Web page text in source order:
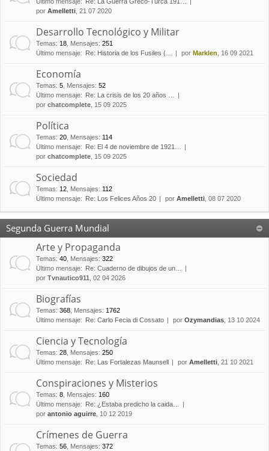
por Amelletti , 21 07 2020
Desarrollo Tecnológico y Militar
Temas: 18 Mensajes: 251
Último mensaje:
Re: Historia de los Fusiles (… por Marklen , 16 09 2021
Economía
Temas: 5 Mensajes: 52
Último mensaje:
Re: La crisis de los 20 años …
por chatcomplete , 15 09 2025
Política
Temas: 20 Mensajes: 114
Último mensaje:
Re: El 4 de noviembre de 1921…
por chatcomplete , 15 09 2025
Sociedad
Temas: 12 Mensajes: 112
Último mensaje:
Re: Los Felices Años 20 por Amelletti , 08 07 2020
Segunda Guerra Mundial
Arte y Propaganda
Temas: 40 Mensajes: 322
Último mensaje:
Re: Cuaderno de dibujos de un…
por Tvnautico911 , 02 04 2026
Biografías
Temas: 368 Mensajes: 1762
Último mensaje:
Re: Carlo Fecia di Cossato por Ozymandias , 13 10 2024
Ciencia y Tecnología
Temas: 28 Mensajes: 250
Último mensaje:
Re: Las Fortalezas Maunsell por Amelletti , 21 10 2021
Conspiraciones y Misterios
Temas: 8 Mensajes: 160
Último mensaje:
Re: ¿Estaba predicho la caida…
por antonio aguirre , 10 12 2019
Crímenes de Guerra
Temas: 56 Mensajes: 372